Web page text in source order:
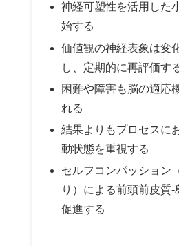
神経可塑性を活用した
始する
価値観の神経表象は変
し、定期的に再評価す
困難や障害も脳の適応
れる
結果よりもプロセスに
動状態を重視する
セルフコンパッション
り）による前頭前皮質-
促進する